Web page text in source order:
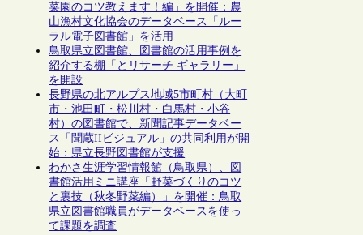
菜園のコツ教えます！編」を開催：農
山漁村文化協会のデータベース「ルー
ラル電子図書館」を活用
鳥取県立図書館、図書館の活用事例を
紹介する棚「とリサーチ ギャラリー」
を開設
長野県の北アルプス地域5市町村（大町
市・池田町・松川村・白馬村・小谷
村）の図書館で、新聞記事データベー
ス「聞蔵IIビジュアル」の共同利用が開
始：県立長野図書館が支援
わかさ生涯学習情報館（鳥取県）、図
書館活用ミニ講座「野菜づくりのコツ
と裏技（秋冬野菜編）」を開催：鳥取
県立図書館職員がデータベースを使っ
て課題を調査